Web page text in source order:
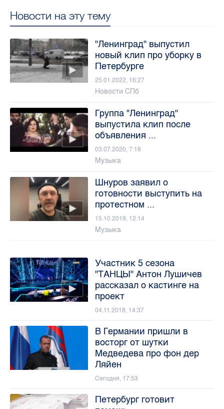
Новости на эту тему
"Ленинград" выпустил
новый клип про уборку в
Петербурге
25.01.2022, 16:27
Новости СПб
Группа "Ленинград"
выпустила клип после
объявления ...
03.07.2020, 7:18
Музыка
Шнуров заявил о
готовности выступить на
протестном ...
15.10.2019, 12:14
Музыка
Участник 5 сезона
"ТАНЦЫ" Антон Лушичев
рассказал о кастинге на
проект
04.11.2018, 14:37
В Германии пришли в
восторг от шутки
Медведева про фон дер
Ляйен
Сегодня, 17:53
Петербург готовит